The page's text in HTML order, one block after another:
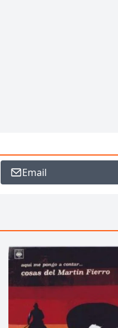
Email